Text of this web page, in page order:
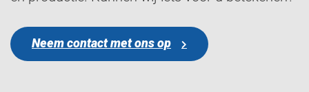
Neem contact met ons op